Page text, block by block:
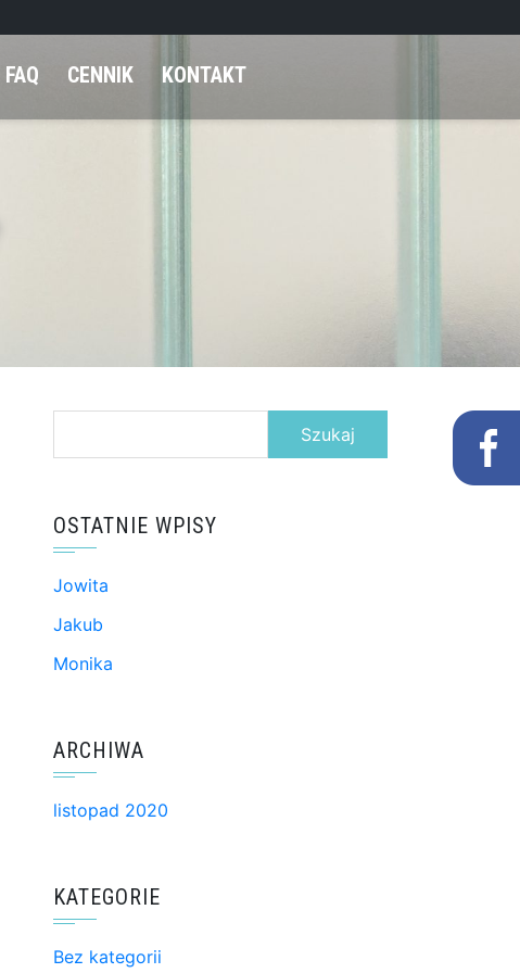
FAQ CENNIK KONTAKT
OSTATNIE WPISY
Jowita
Jakub
Monika
ARCHIWA
listopad 2020
KATEGORIE
Bez kategorii